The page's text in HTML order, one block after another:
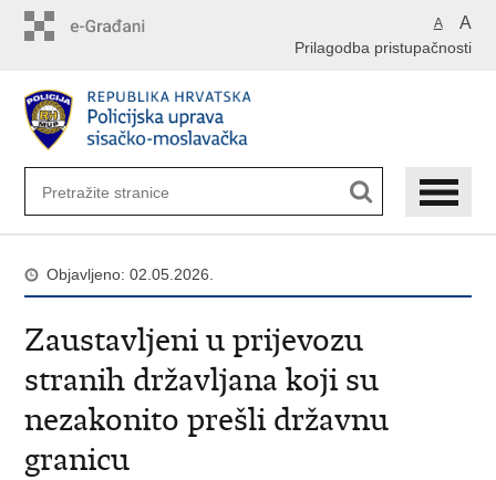
A A
Prilagodba pristupačnosti
Objavljeno: 02.05.2026.
Zaustavljeni u prijevozu
stranih državljana koji su
nezakonito prešli državnu
granicu